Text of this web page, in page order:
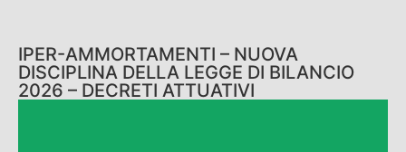
IPER-AMMORTAMENTI – NUOVA
DISCIPLINA DELLA LEGGE DI BILANCIO
2026 – DECRETI ATTUATIVI